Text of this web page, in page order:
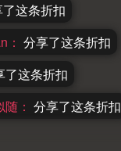
这条折扣
分享了这条折扣
了这条折扣
： 分享了这条折扣